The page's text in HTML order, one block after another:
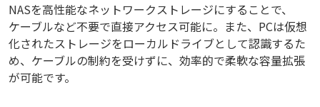
NASを高性能なネットワークストレージにすることで、
ケーブルなど不要で直接アクセス可能に。また、PCは仮想
化されたストレージをローカルドライブとして認識するた
め、ケーブルの制約を受けずに、効率的で柔軟な容量拡張
が可能です。